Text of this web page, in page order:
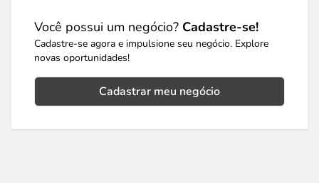
Você possui um negócio? Cadastre-se!
Cadastre-se agora e impulsione seu negócio. Explore
novas oportunidades!
Cadastrar meu negócio